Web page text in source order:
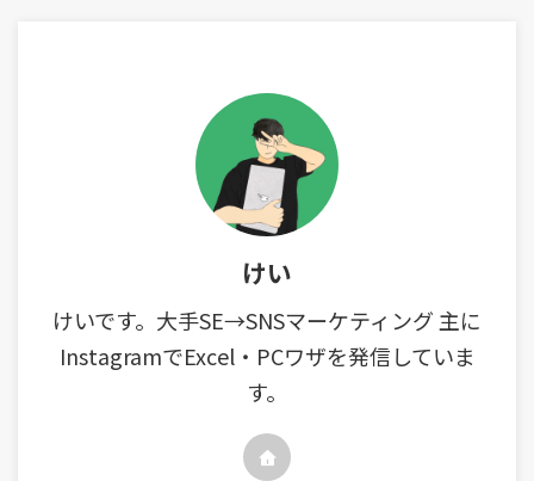
けい
けいです。大手SE→SNSマーケティング 主に
InstagramでExcel・PCワザを発信していま
す。